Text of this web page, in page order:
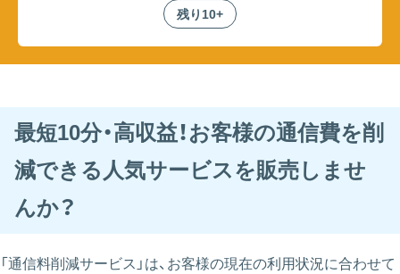
残り10+
最短10分・高収益！お客様の通信費を削
減できる人気サービスを販売しませ
んか？
「通信料削減サービス」は、お客様の現在の利用状況に合わせて